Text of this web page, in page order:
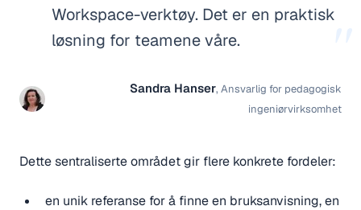
Workspace-verktøy. Det er en praktisk
løsning for teamene våre.
"
Sandra Hanser, Ansvarlig for pedagogisk
ingeniørvirksomhet
Dette sentraliserte området gir flere konkrete fordeler:
en unik referanse for å finne en bruksanvisning, en